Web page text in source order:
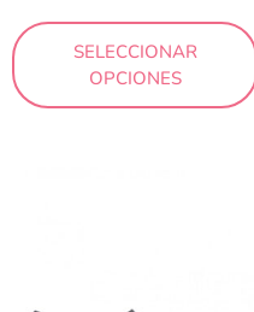
42 €
SELECCIONAR
OPCIONES